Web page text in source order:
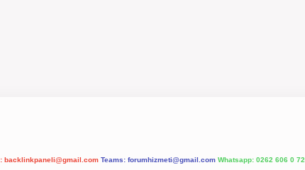
backlinkpaneli@gmail.com Teams: forumhizmeti@gmail.com Whatsapp: 0262 606 0